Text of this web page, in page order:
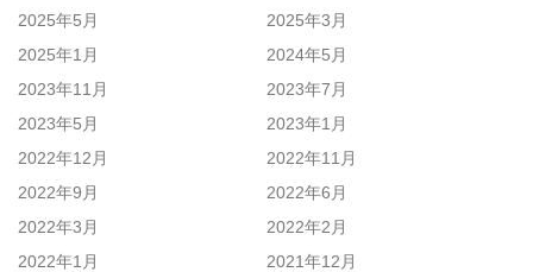
2025年5月
2025年3月
2025年1月
2024年5月
2023年11月
2023年7月
2023年5月
2023年1月
2022年12月
2022年11月
2022年9月
2022年6月
2022年3月
2022年2月
2022年1月
2021年12月